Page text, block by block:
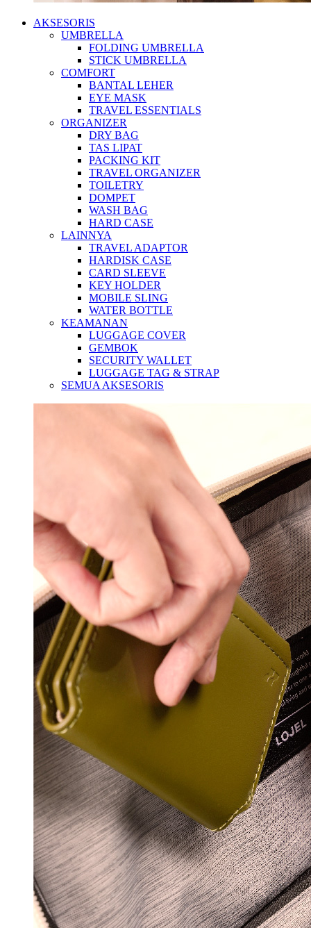
AKSESORIS
UMBRELLA
FOLDING UMBRELLA
STICK UMBRELLA
COMFORT
BANTAL LEHER
EYE MASK
TRAVEL ESSENTIALS
ORGANIZER
DRY BAG
TAS LIPAT
PACKING KIT
TRAVEL ORGANIZER
TOILETRY
DOMPET
WASH BAG
HARD CASE
LAINNYA
TRAVEL ADAPTOR
HARDISK CASE
CARD SLEEVE
KEY HOLDER
MOBILE SLING
WATER BOTTLE
KEAMANAN
LUGGAGE COVER
GEMBOK
SECURITY WALLET
LUGGAGE TAG & STRAP
SEMUA AKSESORIS